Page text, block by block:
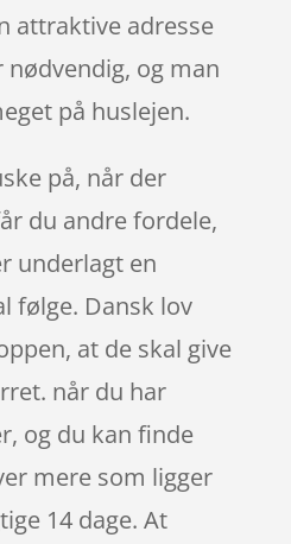
attraktive adresse
og man
på huslejen.
på, når der
du andre fordele,
underlagt en
følge. Dansk lov
at de skal give
når du har
og du kan finde
mere som ligger
14 dage. At